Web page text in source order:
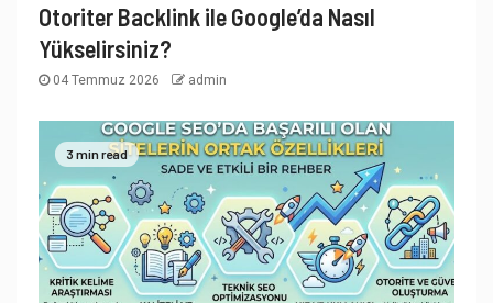
Otoriter Backlink ile Google’da Nasıl
Yükselirsiniz?
04 Temmuz 2026 admin
3 min read